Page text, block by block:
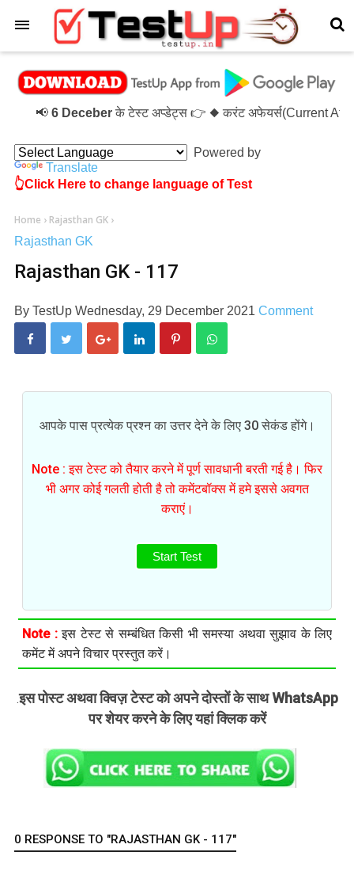
6 Deceberके टेस्ट अप्डेट्स 👉 ◆ करंट अफेयर्स(Current
Powered by
Translate
👆Click Here to change language of Test
Home › Rajasthan GK ›
Rajasthan GK
Rajasthan GK - 117
By TestUp Wednesday, 29 December 2021 Comment
आपके पास प्रत्येक प्रश्न का उत्तर देने के लिए 30 सेकंड होंगे।
Note : इस टेस्ट को तैयार करने में पूर्ण सावधानी बरती गई है। फिर
भी अगर कोई गलती होती है तो कमेंटबॉक्स में हमे इससे अवगत
कराएं।
Start Test
Note :इस टेस्ट से सम्बंधित किसी भी समस्या अथवा सुझाव के लिए
कमेंट में अपने विचार प्रस्तुत करें।
.इस पोस्ट अथवा क्विज़ टेस्ट को अपने दोस्तों के साथ WhatsApp
पर शेयर करने के लिए यहां क्लिक करें
0 RESPONSE TO "RAJASTHAN GK - 117"